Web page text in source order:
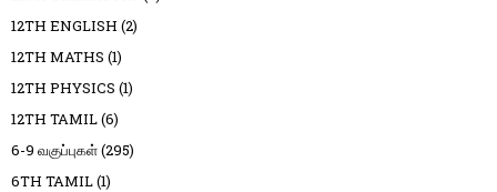
12TH ENGLISH (2)
12TH MATHS (1)
12TH PHYSICS (1)
12TH TAMIL(6)
6-9 வகுப்புகள்(295)
6TH TAMIL(1)